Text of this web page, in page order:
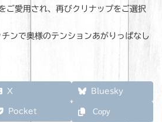
ご愛用され、再びクリナップをご選択
ンで奥様のテンションあがりっぱなし
X Bluesky
Pocket Copy